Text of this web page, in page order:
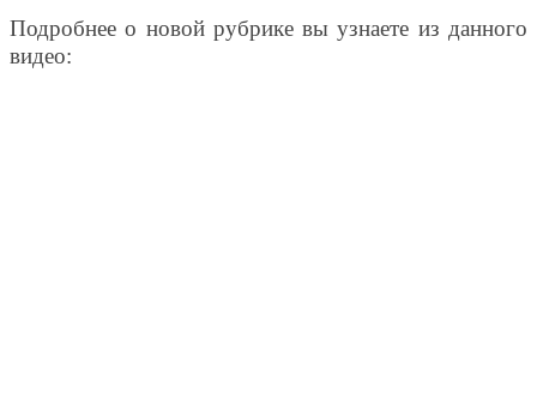
Подробнее о новой рубрике вы узнаете из данного
видео: